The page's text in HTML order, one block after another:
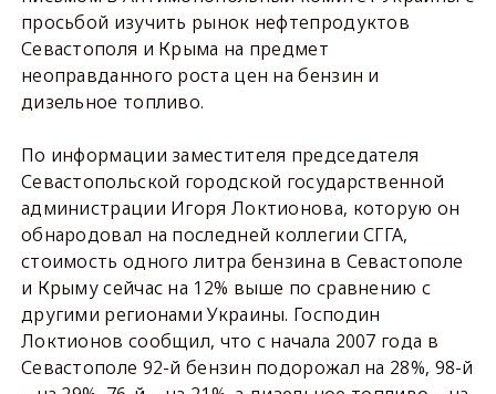
просьбой изучить рынок нефтепродуктов
Севастополя и Крыма на предмет
неоправданного роста цен на бензин и
дизельное топливо.
По информации заместителя председателя
Севастопольской городской государственной
администрации Игоря Локтионова, которую он
обнародовал на последней коллегии СГГА,
стоимость одного литра бензина в Севастополе
и Крыму сейчас на 12% выше по сравнению с
другими регионами Украины. Господин
Локтионов сообщил, что с начала 2007 года в
Севастополе 92-й бензин подорожал на 28%, 98-й